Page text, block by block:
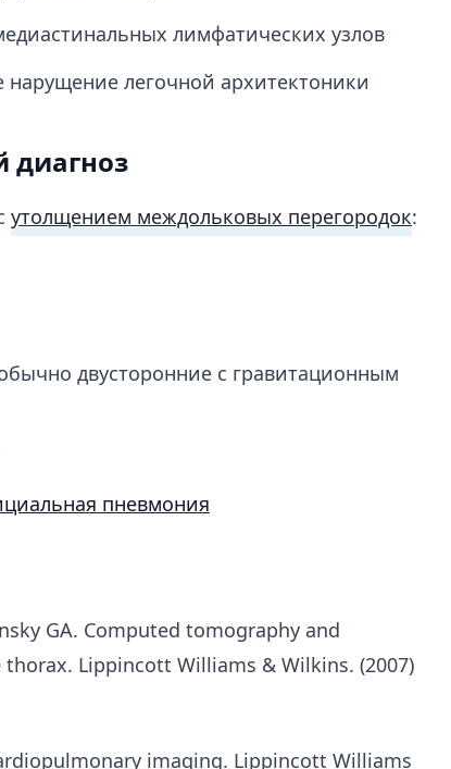
лимфатических узлов
легочной архитектоники
утолщением междольковых перегородок:
двусторонние с гравитационным
пневмония
GA. Computed tomography and
Lippincott Williams & Wilkins. (2007)
imaging. Lippincott Williams